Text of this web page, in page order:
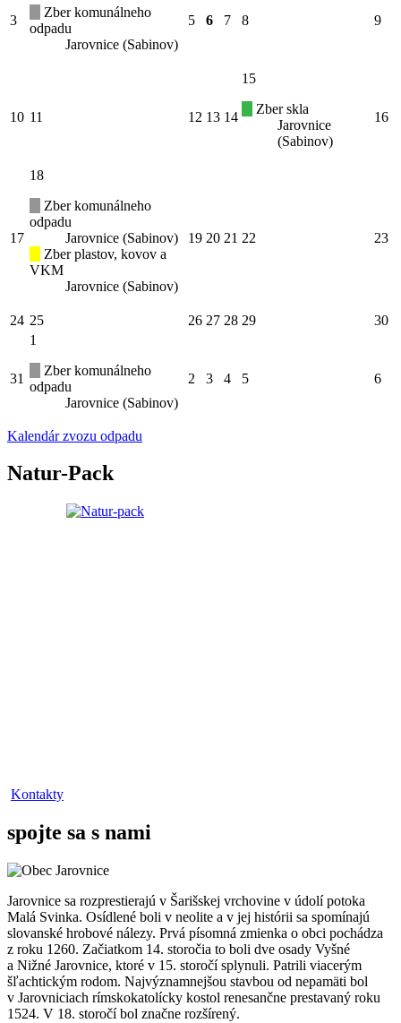
3
Zber komunálneho
odpadu
Jarovnice (Sabinov)
5 6 7 8 9
10 11 12 13 14
15
Zber skla
Jarovnice
(Sabinov)
16
17
18
Zber komunálneho
odpadu
Jarovnice (Sabinov)
Zber plastov, kovov a
VKM
Jarovnice (Sabinov)
19 20 21 22 23
24 25 26 27 28 29 30
31
1
Zber komunálneho
odpadu
Jarovnice (Sabinov)
2 3 4 5 6
Kalendár zvozu odpadu
Natur-Pack
Kontakty
spojte sa s nami
Jarovnice sa rozprestierajú v Šarišskej vrchovine v údolí potoka
Malá Svinka. Osídlené boli v neolite a v jej histórii sa spomínajú
slovanské hrobové nálezy. Prvá písomná zmienka o obci pochádza
z roku 1260. Začiatkom 14. storočia to boli dve osady Vyšné
a Nižné Jarovnice, ktoré v 15. storočí splynuli. Patrili viacerým
šľachtickým rodom. Najvýznamnejšou stavbou od nepamäti bol
v Jarovniciach rímskokatolícky kostol renesančne prestavaný roku
1524. V 18. storočí bol značne rozšírený.